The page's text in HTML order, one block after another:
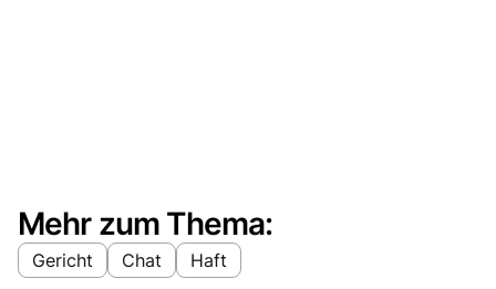
Mehr zum Thema:
Gericht Chat Haft